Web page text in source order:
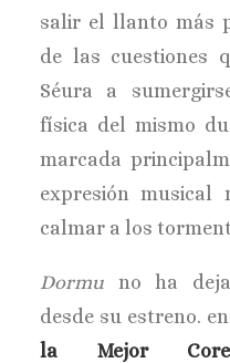
salir el llanto más
de las cuestiones
Séura a
física del mismo
marcada
expresión musical
calmar a los
Dormu no ha
desde su estreno.
la Mejor